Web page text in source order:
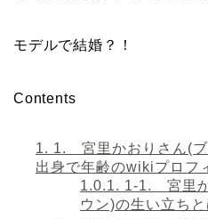
モデルで結婚？！
Contents
1. 1. 宮里かおりさん(ブ
出身で年齢のwikiプロフ
1.0.1. 1-1. 宮里
ウン)の生い立ちと